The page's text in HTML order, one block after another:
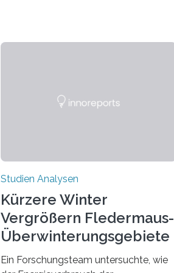
Studien Analysen
Kürzere Winter
Vergrößern Fledermaus-
Überwinterungsgebiete
in Europa
Ein Forschungsteam untersuchte, wie